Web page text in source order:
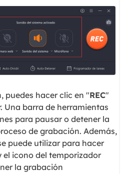
puedes hacer clic en "REC"
Una barra de herramientas
para pausar o detener la
de grabación. Además,
puede utilizar para hacer
icono del temporizador
la grabación